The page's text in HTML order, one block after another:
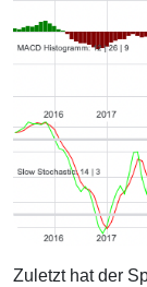
Zuletzt hat der